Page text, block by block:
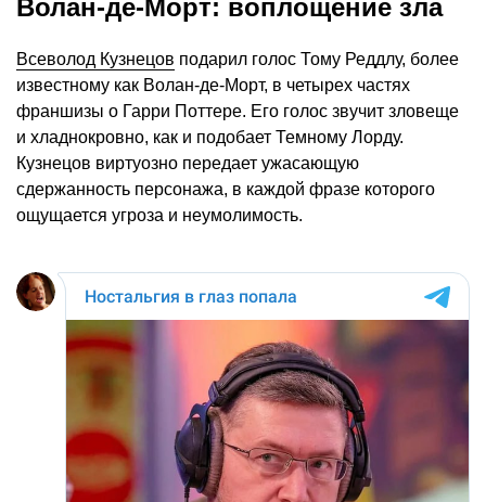
Волан-де-Морт: воплощение зла
Всеволод Кузнецов подарил голос Тому Реддлу, более
известному как Волан-де-Морт, в четырех частях
франшизы о Гарри Поттере. Его голос звучит зловеще
и хладнокровно, как и подобает Темному Лорду.
Кузнецов виртуозно передает ужасающую
сдержанность персонажа, в каждой фразе которого
ощущается угроза и неумолимость.